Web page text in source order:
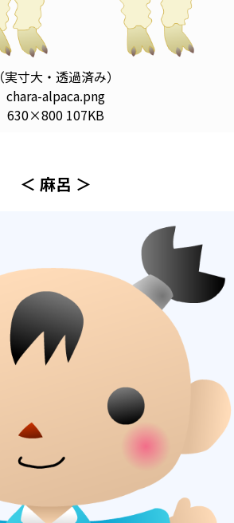
（実寸大・透過済み）
chara-alpaca.png
630×800 107KB
＜ 麻呂 ＞